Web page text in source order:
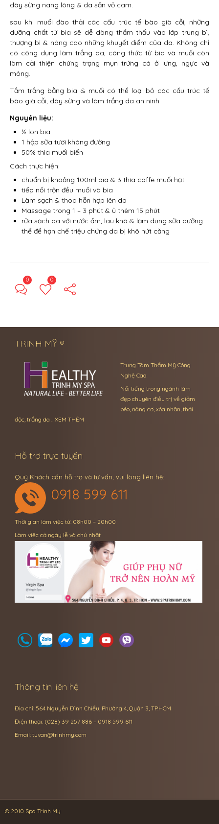
dày sừng nang lông & da sần vỏ cam.
sau khi muối đào thải các cấu trúc tế bào già cỗi, những
dưỡng chất từ bia sẽ dễ dàng thẩm thấu vào lớp trung bì,
thượng bì & nâng cao những khuyết điểm của da. Không chỉ
có công dụng làm trắng da, công thức từ bia và muối còn
làm cải thiện chứng trạng mụn trứng cá ở lưng, ngực và
mông.
Tắm trắng bằng bia & muối có thể loại bỏ các cấu trúc tế
bào già cỗi, dày sừng và làm trắng da an ninh
Nguyên liệu:
½ lon bia
1 hộp sữa tươi không đường
50% thìa muối biển
Cách thực hiện:
chuẩn bị khoảng 100ml bia & 3 thìa coffe muối hạt
tiếp nối trộn đều muối và bia
Làm sạch & thoa hỗn hợp lên da
Massage trong 1 – 3 phút & ủ thêm 15 phút
rửa sạch da với nước ấm, lau khô & lạm dụng sữa dưỡng
thể để hạn chế triệu chứng da bị khô nứt căng
0 0
TRINH MỸ ®
Trung Tâm Thẩm Mỹ Công
Nghệ Cao
Nổi tiếng trong ngành làm
đẹp chuyên điều trị về giảm
béo, nâng cơ, xóa nhăn, thải
độc, trắng da …XEM THÊM
Hỗ trợ trực tuyến
Quý Khách cần hỗ trợ và tư vấn, vui lòng liên hệ:
0918 599 611
Thời gian làm việc từ: 08h00 – 20h00
Làm việc cả ngày lễ và chủ nhật
Thông tin liên hệ
Địa chỉ: 564 Nguyễn Đình Chiểu, Phường 4, Quận 3, TP.HCM
Điện thoại: (028) 39 257 886 – 0918 599 611
Email: tuvan@trinhmy.com
© 2010 Spa Trinh My